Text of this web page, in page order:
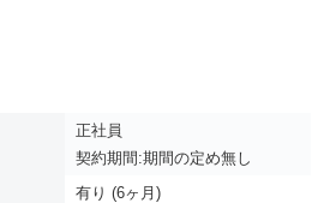
正社員
契約期間:期間の定め無し
有り (6ヶ月)